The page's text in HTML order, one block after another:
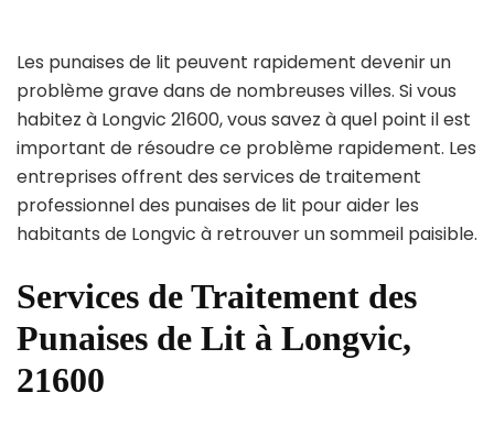
Les punaises de lit peuvent rapidement devenir un
problème grave dans de nombreuses villes. Si vous
habitez à Longvic 21600, vous savez à quel point il est
important de résoudre ce problème rapidement. Les
entreprises offrent des services de traitement
professionnel des punaises de lit pour aider les
habitants de Longvic à retrouver un sommeil paisible.
Services de Traitement des
Punaises de Lit à Longvic,
21600